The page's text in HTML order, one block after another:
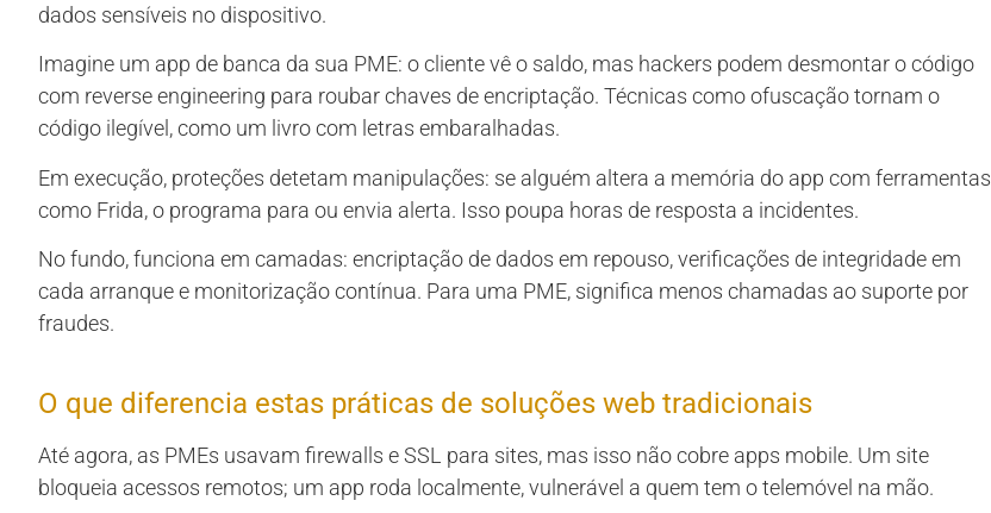
dados sensíveis no dispositivo.
Imagine um app de banca da sua PME: o cliente vê o saldo, mas hackers podem desmontar o código
com reverse engineering para roubar chaves de encriptação. Técnicas como ofuscação tornam o
código ilegível, como um livro com letras embaralhadas.
Em execução, proteções detetam manipulações: se alguém altera a memória do app com ferramentas
como Frida, o programa para ou envia alerta. Isso poupa horas de resposta a incidentes.
No fundo, funciona em camadas: encriptação de dados em repouso, verificações de integridade em
cada arranque e monitorização contínua. Para uma PME, significa menos chamadas ao suporte por
fraudes.
O que diferencia estas práticas de soluções web tradicionais
Até agora, as PMEs usavam firewalls e SSL para sites, mas isso não cobre apps mobile. Um site
bloqueia acessos remotos; um app roda localmente, vulnerável a quem tem o telemóvel na mão.